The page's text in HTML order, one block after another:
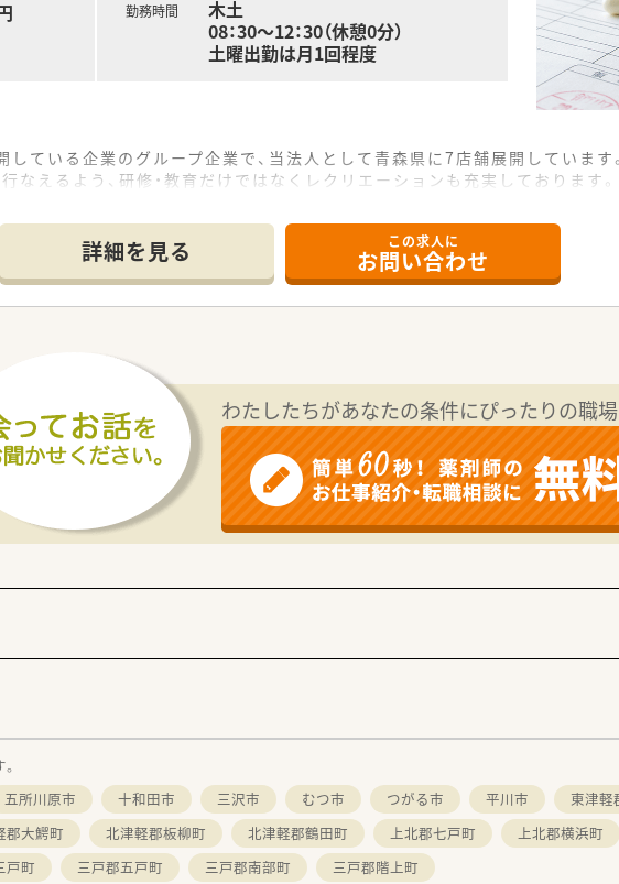
勤務時間
木土
08：30～12：30（休憩0分）
土曜出勤は月1回程度
している企業のグループ企業で、当法人として青森県に7店舗展開しています。
なえるよう、研修・教育だけではなくレクリエーションも充実しております。
テム化を推進！≫
を完備し、薬の発注や在庫管理の効率を良くしております。店舗によっては
的かつ薬剤師の負担が少なくなるよう環境を整えています。
を受けている診療所からの処方箋をメインで応需しています。
も通勤できる距離です。車通勤も勿論可能！
曜日。土曜は月1回程度お昼までの勤務がありますが基本的に週休2.5日が可
されており、「薬局」を訴求した作りになっています。
い配慮されながらお仕事されています。薬剤師として前向きに取り組みたい
／
お仕事をしたい方！
たい方
詳細を見る この求人に
お問い合わせ
わたしたちがあなたの条件にぴったりの職場
五所川原市 十和田市 三沢市 むつ市 つがる市 平川市 東津軽
郡大鰐町 北津軽郡板柳町 北津軽郡鶴田町 上北郡七戸町 上北郡横浜町
戸町 三戸郡五戸町 三戸郡南部町 三戸郡階上町